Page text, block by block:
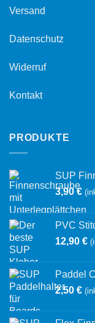
Versand
Datenschutz
Widerruf
Kontakt
PRODUKTE
SUP
3,90€
PVC
12,90 €
Paddel
2,50 €